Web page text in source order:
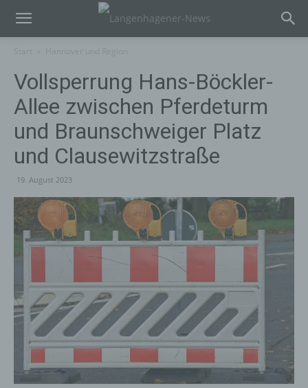
Vollsperrung Hans-Böckler-
Allee zwischen Pferdeturm
und Braunschweiger Platz
und Clausewitzstraße
19. August 2023